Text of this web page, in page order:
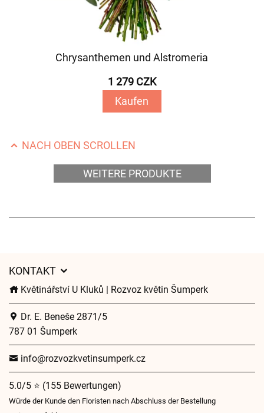
Chrysanthemen und Alstromeria
1 279 CZK
Kaufen
NACH OBEN SCROLLEN
WEITERE PRODUKTE
KONTAKT
Květinářství U Kluků | Rozvoz květin Šumperk
Dr. E. Beneše 2871/5
787 01 Šumperk
info@rozvozkvetinsumperk.cz
5.0/5 ⭐ (155 Bewertungen)
Würde der Kunde den Floristen nach Abschluss der Bestellung